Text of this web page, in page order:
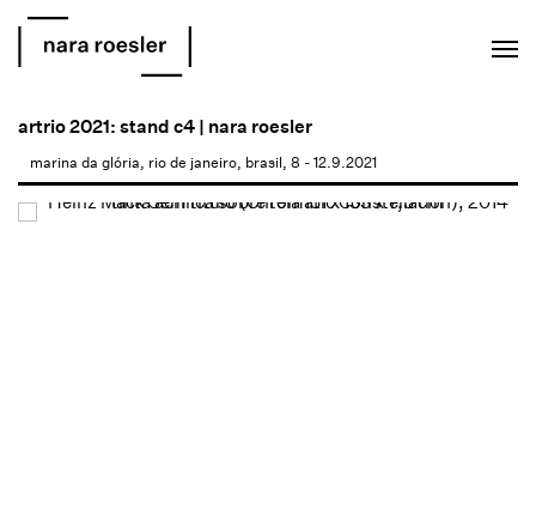
marina da glória, rio de janeiro, brasil, 8 - 12.9.2021
artrio 2021: stand c4 | nara roesler
Open a larger version of the following image in a popup: